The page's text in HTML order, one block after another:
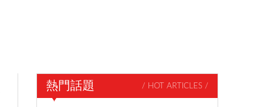
熱門話題 / HOT ARTICLES /